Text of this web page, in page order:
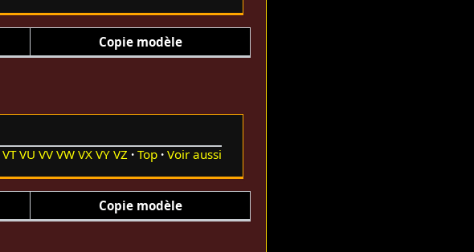
Copie modèle
VT VU VV VW VX VY VZ Top Voir aussi
Copie modèle